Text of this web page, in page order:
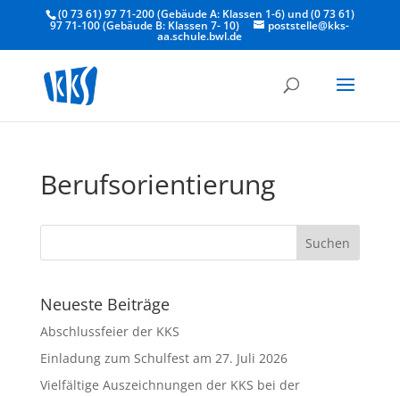
(0 73 61) 97 71-200 (Gebäude A: Klassen 1-6) und (0 73 61)
97 71-100 (Gebäude B: Klassen 7- 10) poststelle@kks-
aa.schule.bwl.de
Berufsorientierung
Neueste Beiträge
Abschlussfeier der KKS
Einladung zum Schulfest am 27. Juli 2026
Vielfältige Auszeichnungen der KKS bei der